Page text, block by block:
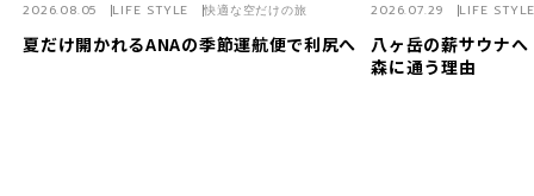
夏だけ開かれるANAの季節運航便で利尻へ
2026.08.05 LIFE STYLE 快適な空だけの旅
八ヶ岳の薪サウナ
森に通う理由
2026.07.29 LIFE